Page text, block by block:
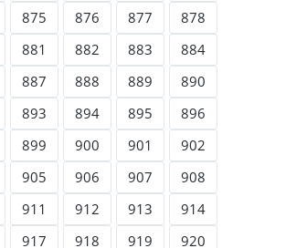
875 876 877
878
881 882 883
884
887 888 889
890
893 894 895
896
899 900 901
902
905 906 907
908
911 912 913
914
917 918 919
920